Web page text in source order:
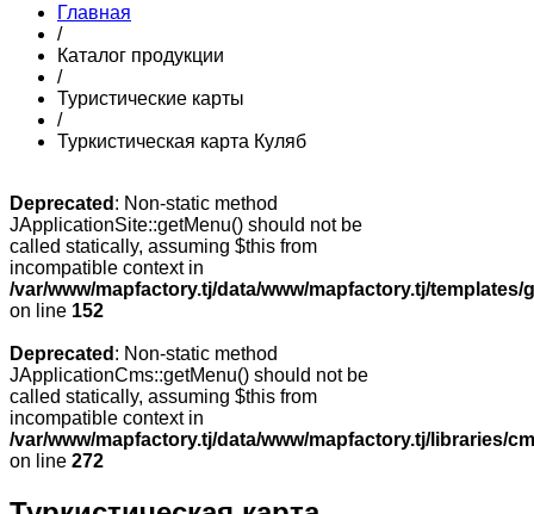
Главная
/
Каталог продукции
/
Туристические карты
/
Туркистическая карта Куляб
Deprecated : Non-static method
JApplicationSite::getMenu() should not be
called statically, assuming $this from
incompatible context in
/var/www/mapfactory.tj/data/www/mapfactory.tj/
on line 152
Deprecated : Non-static method
JApplicationCms::getMenu() should not be
called statically, assuming $this from
incompatible context in
/var/www/mapfactory.tj/data/www/mapfactory.tj/libraries/
on line 272